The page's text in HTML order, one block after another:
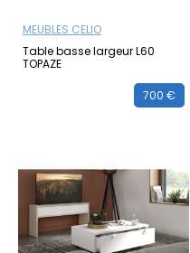
MEUBLES CELIO
Table basse largeur L60
TOPAZE
700 €